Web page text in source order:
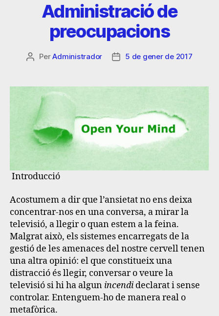
Administració de
preocupacions
PerAdministrador 5 de gener de 2017
Introducció
Acostumem a dir que l’ansietat no ens deixa
concentrar-nos en una conversa, a mirar la
televisió, a llegir o quan estem a la feina.
Malgrat això, els sistemes encarregats de la
gestió de les amenaces del nostre cervell tenen
una altra opinió: el que constitueix una
distracció és llegir, conversar o veure la
televisió si hi ha algun incendi declarat i sense
controlar. Entenguem-ho de manera real o
metafòrica.